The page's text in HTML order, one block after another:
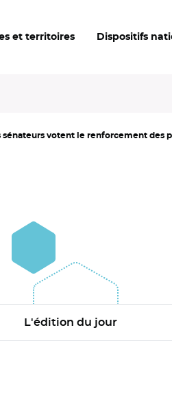
et territoires Dispositifs
sénateurs votent le renforcement des
L'édition du jour